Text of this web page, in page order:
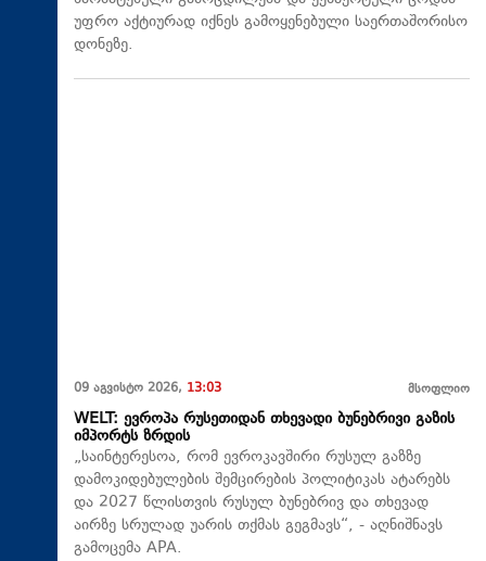
უფრო აქტიურად იქნეს გამოყენებული საერთაშორისო
დონეზე.
09 აგვისტო 2026, 13:03 მსოფლიო
WELT: ევროპა რუსეთიდან თხევადი ბუნებრივი გაზის
იმპორტს ზრდის
„საინტერესოა, რომ ევროკავშირი რუსულ გაზზე
დამოკიდებულების შემცირების პოლიტიკას ატარებს
და 2027 წლისთვის რუსულ ბუნებრივ და თხევად
აირზე სრულად უარის თქმას გეგმავს“, - აღნიშნავს
გამოცემა APA.